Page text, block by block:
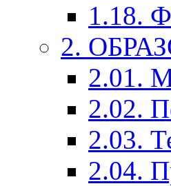
1.18.
2.
2.01.
2.02.
2.03.
2.04.